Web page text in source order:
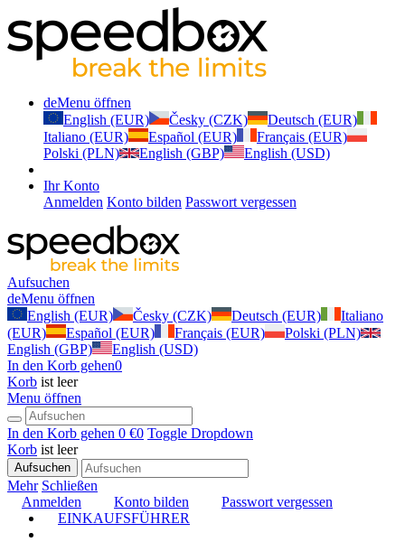
deMenu öffnen
English (EUR)
Česky (CZK)
Deutsch (EUR)
Italiano (EUR)
Español (EUR)
Français (EUR)
Polski (PLN)
English (GBP) English (USD)
Ihr Konto
Anmelden Konto bilden Passwort vergessen
Aufsuchen
deMenu öffnen
English (EUR)
Česky (CZK) Deutsch (EUR)
Italiano
(EUR)
Español (EUR) Français (EUR)
Polski (PLN)
English (GBP)
English (USD)
In den Korb gehen0
Korb ist leer
Menu öffnen
In den Korb gehen 0 €0 Toggle Dropdown
Korb ist leer
Aufsuchen
Mehr Schließen
Anmelden
Konto bilden
Passwort vergessen
EINKAUFSFÜHRER